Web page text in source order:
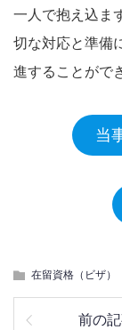
一人で抱え込ま
切な対応と準備
進することがで
当
在留資格（ビザ）
前の